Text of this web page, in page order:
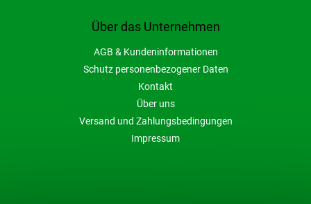
Über das Unternehmen
AGB & Kundeninformationen
Schutz personenbezogener Daten
Kontakt
Über uns
Versand und Zahlungsbedingungen
Impressum